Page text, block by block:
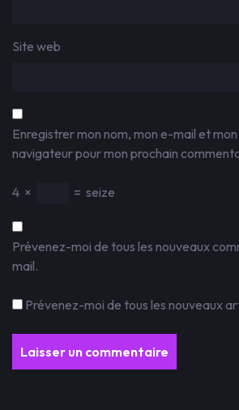
Site web
Enregistrer mon nom, mon e-mail et
navigateur pour mon prochain
4 × = seize
Prévenez-moi de tous les nouveaux
mail.
Prévenez-moi de tous les nouveaux